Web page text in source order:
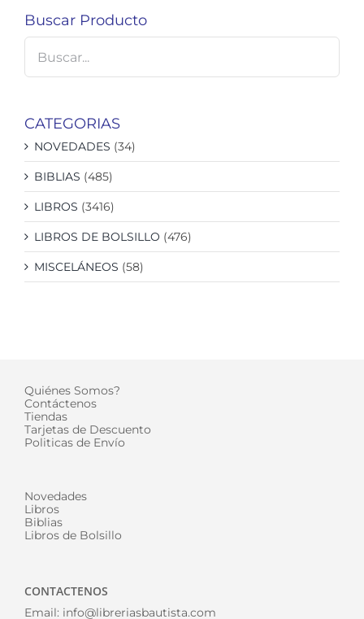
Buscar Producto
CATEGORIAS
NOVEDADES (34)
BIBLIAS (485)
LIBROS (3416)
LIBROS DE BOLSILLO (476)
MISCELÁNEOS (58)
Quiénes Somos?
Contáctenos
Tiendas
Tarjetas de Descuento
Politicas de Envío
Novedades
Libros
Biblias
Libros de Bolsillo
CONTACTENOS
Email: info@libreriasbautista.com